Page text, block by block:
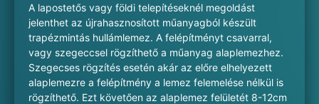
A lapostetős vagy földi telepítéseknél megoldást
jelenthet az újrahasznosított műanyagból készült
trapézmintás hullámlemez. A felépítményt csavarral,
vagy szegeccsel rögzíthető a műanyag alaplemezhez.
Szegecses rögzítés esetén akár az előre elhelyezett
alaplemezre a felépítmény a lemez felemelése nélkül is
rögzíthető. Ezt követően az alaplemez felületét 8-12cm